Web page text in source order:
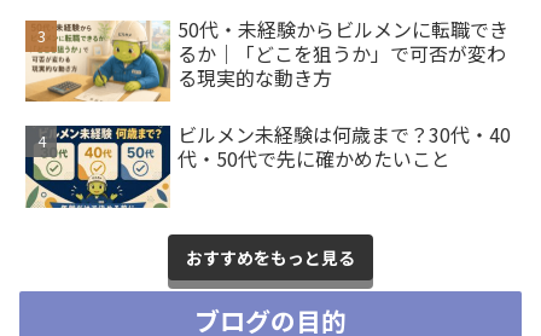
50代・未経験からビルメンに転職でき
るか｜「どこを狙うか」で可否が変わ
る現実的な動き方
ビルメン未経験は何歳まで？30代・40
代・50代で先に確かめたいこと
おすすめをもっと見る
ブログの目的